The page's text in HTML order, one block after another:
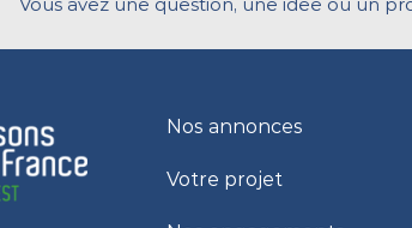
Nos annonces
Votre projet